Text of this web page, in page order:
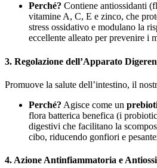
Perché? Contiene antiossidanti
vitamine A, C, E e zinco, che
stress ossidativo e modulano la
eccellente alleato per prevenire i
3. Regolazione dell’Apparato
Promuove la salute dell’intestino, il
Perché? Agisce come un
flora batterica benefica (i
digestivi che facilitano la
cibo, riducendo gonfiori e
4. Azione Antinfiammatoria e